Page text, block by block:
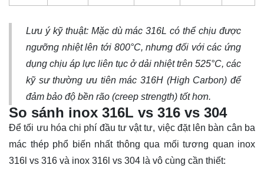
Lưu ý kỹ thuật: Mặc dù mác 316L có thể chịu được
ngưỡng nhiệt lên tới 800°C, nhưng đối với các ứng
dụng chịu áp lực liên tục ở dải nhiệt trên 525°C, các
kỹ sư thường ưu tiên mác 316H (High Carbon) để
đảm bảo độ bền rão (creep strength) tốt hơn.
So sánh inox 316L vs 316 vs 304
Để tối ưu hóa chi phí đầu tư vật tư, việc đặt lên bàn cân ba
mác thép phổ biến nhất thông qua mối tương quan inox
316l vs 316 và inox 316l vs 304 là vô cùng cần thiết: